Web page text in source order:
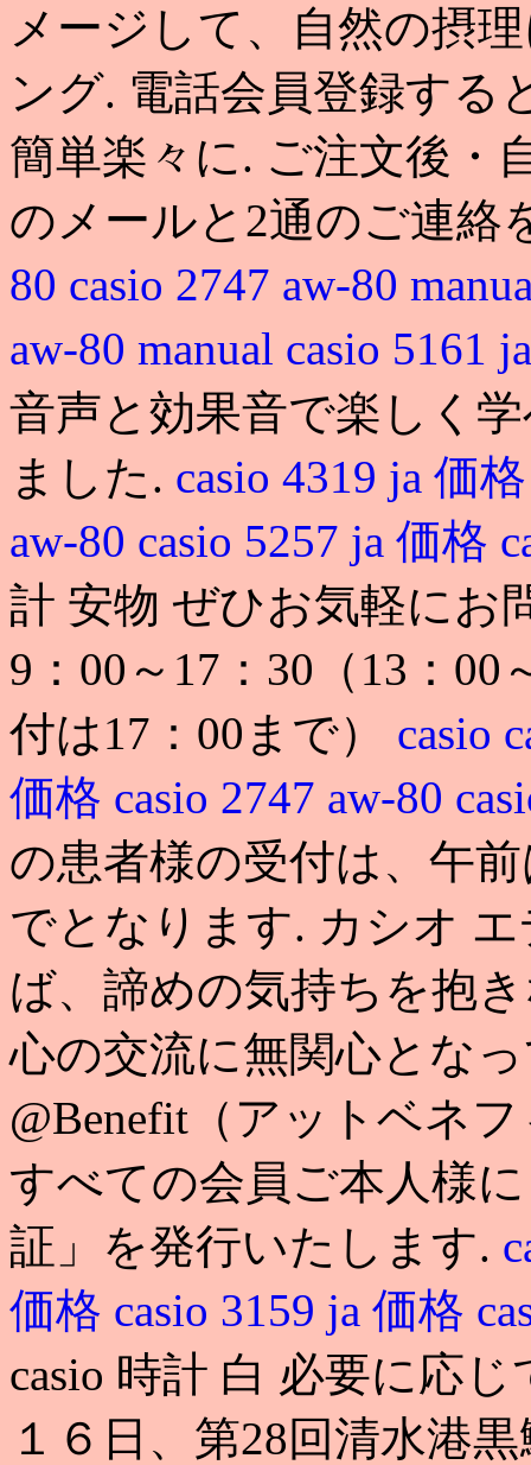
メージして、自然の摂
ング. 電話会員登録する
簡単楽々に. ご注文後・
のメールと2通のご連絡
80 casio 2747 aw-80
aw-80 manual casio 5161
音声と効果音で楽しく
ました. casio 4319 ja 価格
aw-80 casio 5257 ja 価格
計 安物 ぜひお気軽にお
9：00～17：30（13：
付は17：00まで） casio
価格 casio 2747 aw-80
の患者様の受付は、午
でとなります. カシオ エ
ば、諦めの気持ちを抱
心の交流に無関心とな
@Benefit（アットベネ
すべての会員ご本人様
証」を発行いたします.
価格 casio 3159 ja 価格
casio 時計 白 必要に応
１６日、第28回清水港